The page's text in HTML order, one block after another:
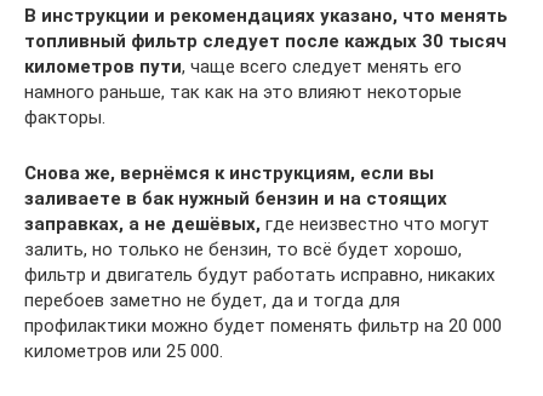
В инструкции и рекомендациях указано, что менять
топливный фильтр следует после каждых 30 тысяч
километров пути, чаще всего следует менять его
намного раньше, так как на это влияют некоторые
факторы.
Снова же, вернёмся к инструкциям, если вы
заливаете в бак нужный бензин и на стоящих
заправках, а не дешёвых, где неизвестно что могут
залить, но только не бензин, то всё будет хорошо,
фильтр и двигатель будут работать исправно, никаких
перебоев заметно не будет, да и тогда для
профилактики можно будет поменять фильтр на 20 000
километров или 25 000.